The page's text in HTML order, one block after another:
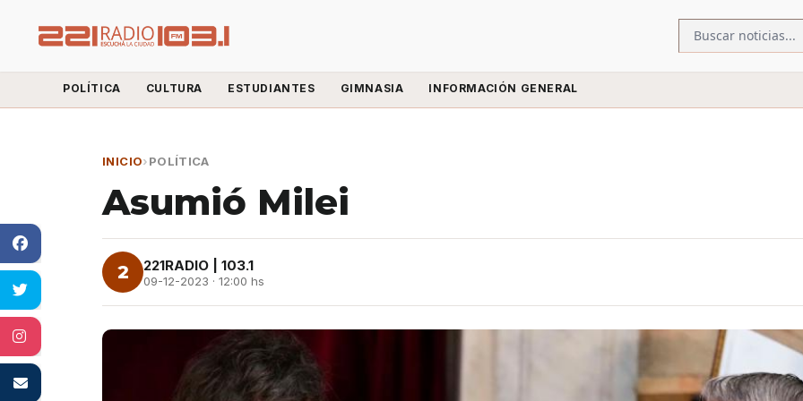
POLÍTICA CULTURA ESTUDIANTES GIMNASIA INFORMACIÓN GENERAL
INICIO›POLÍTICA
Asumió Milei
2 221RADIO | 103.1
09-12-2023 · 12:00 hs